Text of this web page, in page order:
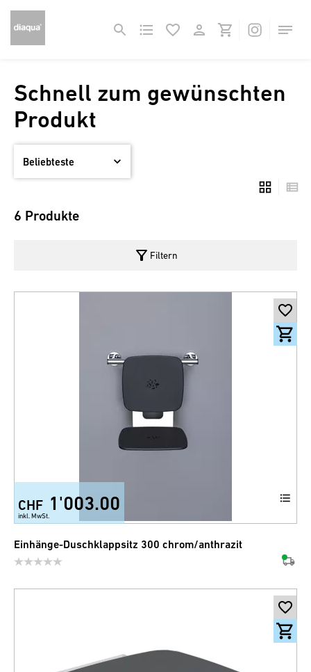
Schnell zum gewünschten
Produkt
6 Produkte
filter_alt Filtern
CHF 1'003.00
inkl. MwSt.
Einhänge-Duschklappsitz 300 chrom/anthrazit